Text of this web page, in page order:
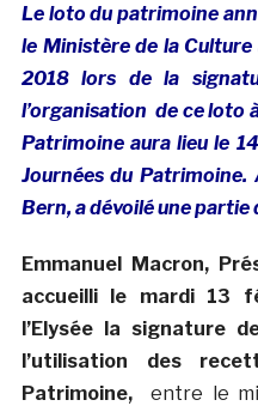
Le loto du patrimoine
le Ministère de la
2018 lors de la
l’organisation de ce loto
Patrimoine aura lieu le
Journées du
Bern, a dévoilé une
Emmanuel Macron,
accueilli le mardi 13
l’Elysée la signature
l’utilisation des
Patrimoine,entre le